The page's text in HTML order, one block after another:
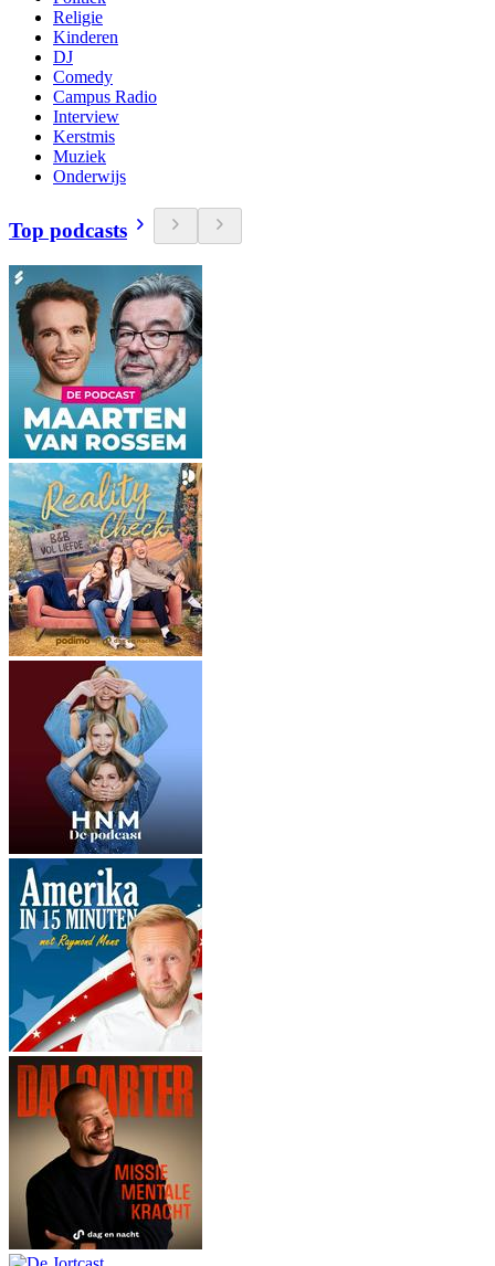
Religie
Kinderen
DJ
Comedy
Campus Radio
Interview
Kerstmis
Muziek
Onderwijs
Top podcasts